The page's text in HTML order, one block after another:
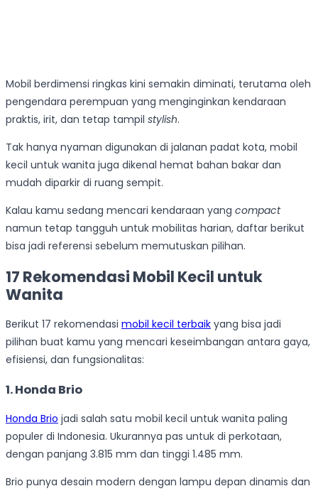
Mobil berdimensi ringkas kini semakin diminati, terutama oleh
pengendara perempuan yang menginginkan kendaraan
praktis, irit, dan tetap tampil stylish.
Tak hanya nyaman digunakan di jalanan padat kota, mobil
kecil untuk wanita juga dikenal hemat bahan bakar dan
mudah diparkir di ruang sempit.
Kalau kamu sedang mencari kendaraan yang compact
namun tetap tangguh untuk mobilitas harian, daftar berikut
bisa jadi referensi sebelum memutuskan pilihan.
17 Rekomendasi Mobil Kecil untuk
Wanita
Berikut 17 rekomendasi mobil kecil terbaik yang bisa jadi
pilihan buat kamu yang mencari keseimbangan antara gaya,
efisiensi, dan fungsionalitas:
1. Honda Brio
Honda Brio jadi salah satu mobil kecil untuk wanita paling
populer di Indonesia. Ukurannya pas untuk di perkotaan,
dengan panjang 3.815 mm dan tinggi 1.485 mm.
Brio punya desain modern dengan lampu depan dinamis dan